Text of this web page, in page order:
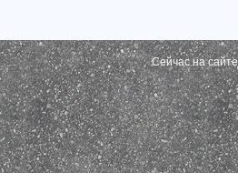
Сейчас на